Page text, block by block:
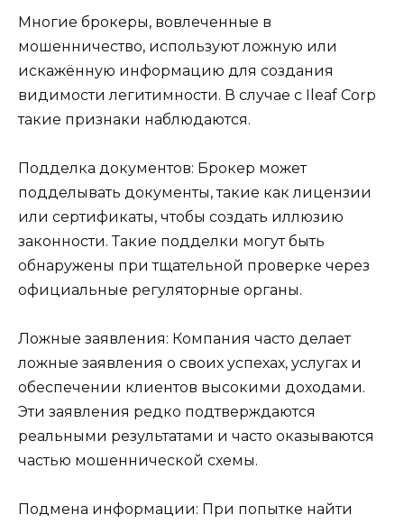
Многие брокеры, вовлеченные в
мошенничество, используют ложную или
искажённую информацию для создания
видимости легитимности. В случае с Ileaf Corp
такие признаки наблюдаются.
Подделка документов: Брокер может
подделывать документы, такие как лицензии
или сертификаты, чтобы создать иллюзию
законности. Такие подделки могут быть
обнаружены при тщательной проверке через
официальные регуляторные органы.
Ложные заявления: Компания часто делает
ложные заявления о своих успехах, услугах и
обеспечении клиентов высокими доходами.
Эти заявления редко подтверждаются
реальными результатами и часто оказываются
частью мошеннической схемы.
Подмена информации: При попытке найти